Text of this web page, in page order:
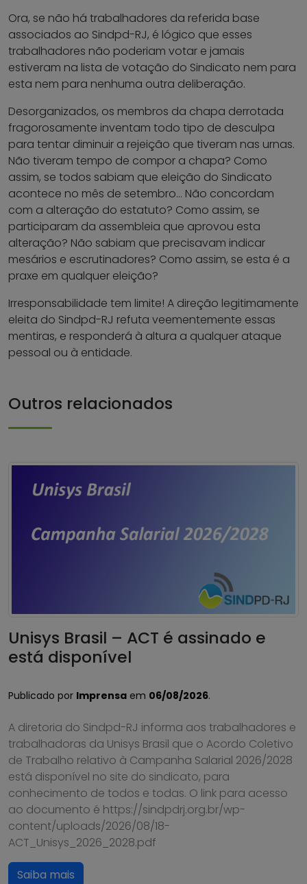
Ora, se não há trabalhadores da referida base
associados ao Sindpd-RJ, é lógico que esses
trabalhadores não poderiam votar e jamais
estiveram na lista de votação do Sindicato nem para
esta nem para nenhuma outra deliberação.
Desorganizados, os membros da chapa derrotada
fragorosamente inventam todo tipo de desculpa
para tentar diminuir a rejeição que tiveram nas urnas.
Não tiveram tempo de compor a chapa? Como
assim, se todos sabiam que eleição do Sindicato
acontece no mês de setembro… Não concordam
com a alteração do estatuto? Como assim, se
participaram da assembleia que aprovou esta
alteração? Não sabiam que precisavam indicar
mesários e escrutinadores? Como assim, se esta é a
praxe em qualquer eleição?
Irresponsabilidade tem limite! A direção legitimamente
eleita do Sindpd-RJ refuta veementemente essas
mentiras, e responderá à altura a qualquer ataque
pessoal ou à entidade.
Outros relacionados
Unisys Brasil – ACT é assinado e
está disponível
Publicado por Imprensa em 06/08/2026.
A diretoria do Sindpd-RJ informa aos trabalhadores e
trabalhadoras da Unisys Brasil que o Acordo Coletivo
de Trabalho relativo à Campanha Salarial 2026/2028
está disponível no site do sindicato, para
conhecimento de todos e todas. O link para acesso
ao documento é https://sindpdrj.org.br/wp-
content/uploads/2026/08/18-
ACT_Unisys_2026_2028.pdf
Saiba mais